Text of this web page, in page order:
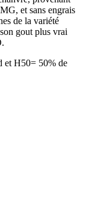
et sans engrais
de la variété
gout plus vrai
et H50= 50% de